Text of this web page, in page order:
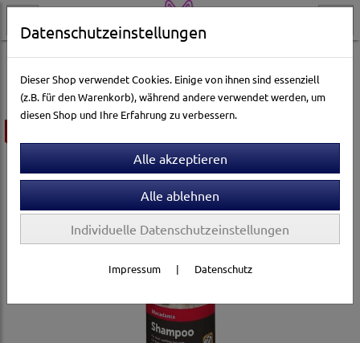
Hundewelt Pflege & Gesundheit Fellpflege Shampoos
Datenschutzeinstellungen
Dieser Shop verwendet Cookies. Einige von ihnen sind essenziell
(z.B. für den Warenkorb), während andere verwendet werden, um
diesen Shop und Ihre Erfahrung zu verbessern.
Individuelle Datenschutzeinstellungen
Impressum | Datenschutz